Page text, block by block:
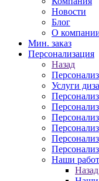
Новости
Блог
О
Мин. заказ
Персонализация
Назад
Услуги
Наши
Назад